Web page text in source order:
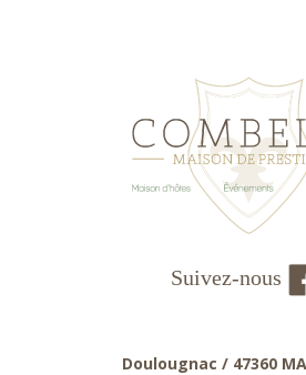
Suivez-nous
Doulougnac / 47360